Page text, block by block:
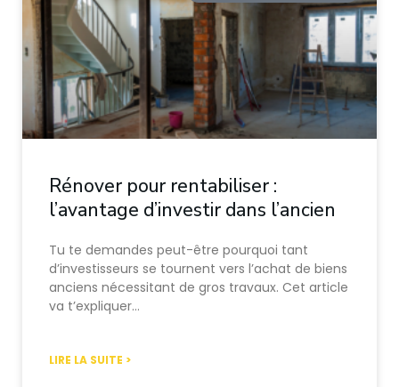
Rénover pour rentabiliser :
l’avantage d’investir dans l’ancien
Tu te demandes peut-être pourquoi tant
d’investisseurs se tournent vers l’achat de biens
anciens nécessitant de gros travaux. Cet article
va t’expliquer…
LIRE LA SUITE >